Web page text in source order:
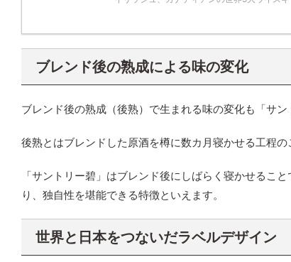
ブレンド後の熟成による味の変化
ブレンド後の熟成（後熟）で生まれる味の変化も「サン
後熟とはブレンドした原酒を樽に数カ月寝かせる工程の
「サントリー碧」はブレンド後にしばらく寝かせるこ
り、独自性を堪能できる特徴といえます。
世界と日本をつないだラベルデザイン